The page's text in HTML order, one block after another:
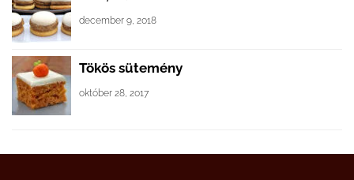
december 9, 2018
Tökös sütemény
október 28, 2017